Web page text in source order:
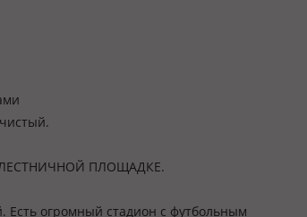
ПЛОЩАДКЕ.
Есть огромный стадион с футбольным